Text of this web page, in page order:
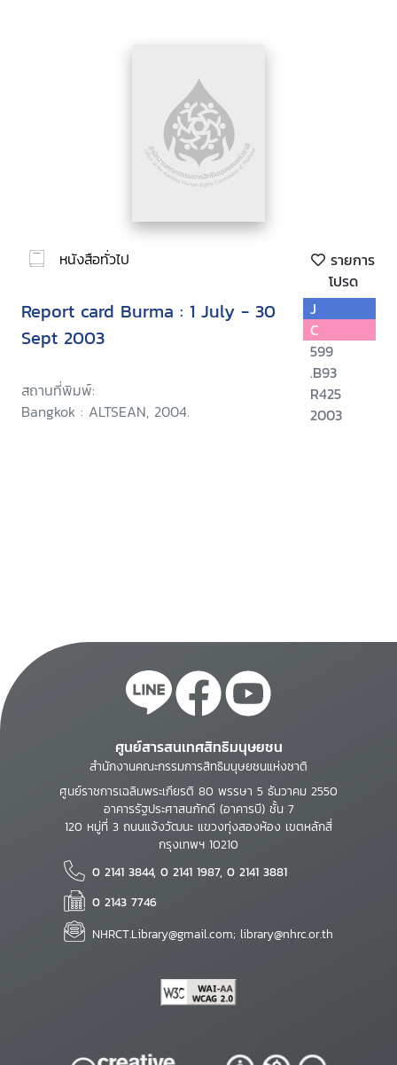
หนังสือทั่วไป
รายการ
โปรด
Report card Burma : 1 July - 30
Sept 2003
สถานที่พิมพ์:
Bangkok : ALTSEAN, 2004.
J
C
599
.B93
R425
2003
ศูนย์สารสนเทศสิทธิมนุษยชน
สำนักงานคณะกรรมการสิทธิมนุษยชนแห่งชาติ
ศูนย์ราชการเฉลิมพระเกียรติ 80 พรรษา 5 ธันวาคม 2550
อาคารรัฐประศาสนภักดี (อาคารบี) ชั้น 7
120 หมู่ที่ 3 ถนนแจ้งวัฒนะ แขวงทุ่งสองห้อง เขตหลักสี่
กรุงเทพฯ 10210
0 2141 3844, 0 2141 1987, 0 2141 3881
0 2143 7746
NHRCT.Library@gmail.com; library@nhrc.or.th